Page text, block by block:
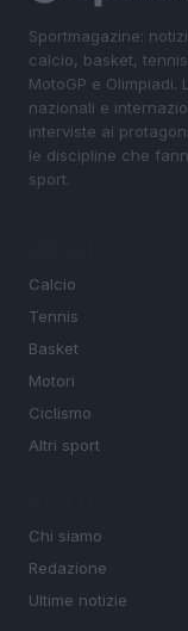
Sportmagazine:
calcio, basket,
MotoGP e
nazionali e
interviste ai
le discipline che
sport.
Calcio
Tennis
Basket
Motori
Ciclismo
Altri sport
Chi siamo
Redazione
Ultime notizie